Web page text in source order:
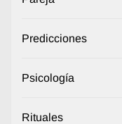
Predicciones
Psicología
Rituales